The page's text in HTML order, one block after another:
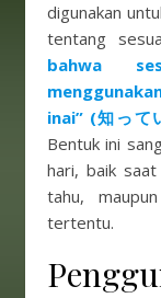
digunakan
tentang
bahwa
inai” (知って
Bentuk ini
hari, baik
tahu,
tertentu.